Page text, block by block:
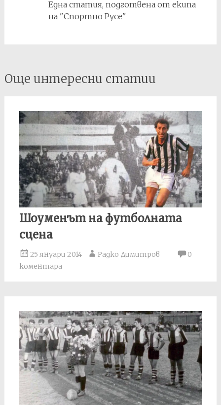
Една статия, подготвена от екипа
на "Спортно Русе"
Post
navigation
Още интересни статии
Шоуменът на футболната
сцена
25 януари 2014 Радко Димитров
0
коментара